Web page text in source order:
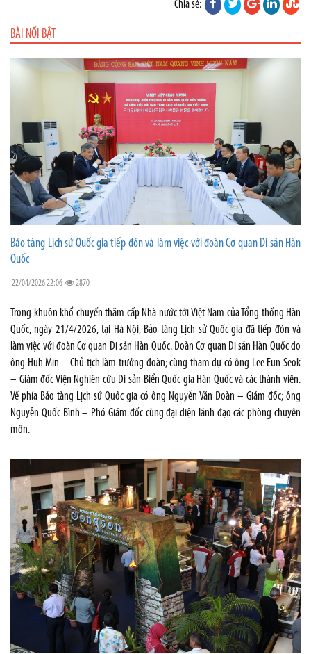
Chia sẻ:
BÀI NỔI BẬT
Bảo tàng Lịch sử Quốc gia tiếp đón và làm việc với đoàn Cơ quan Di sản Hàn
Quốc
22/04/2026 22:06 2870
Trong khuôn khổ chuyến thăm cấp Nhà nước tới Việt Nam của Tổng thống Hàn
Quốc, ngày 21/4/2026, tại Hà Nội, Bảo tàng Lịch sử Quốc gia đã tiếp đón và
làm việc với đoàn Cơ quan Di sản Hàn Quốc. Đoàn Cơ quan Di sản Hàn Quốc do
ông Huh Min – Chủ tịch làm trưởng đoàn; cùng tham dự có ông Lee Eun Seok
– Giám đốc Viện Nghiên cứu Di sản Biển Quốc gia Hàn Quốc và các thành viên.
Về phía Bảo tàng Lịch sử Quốc gia có ông Nguyễn Văn Đoàn – Giám đốc; ông
Nguyễn Quốc Bình – Phó Giám đốc cùng đại diện lãnh đạo các phòng chuyên
môn.